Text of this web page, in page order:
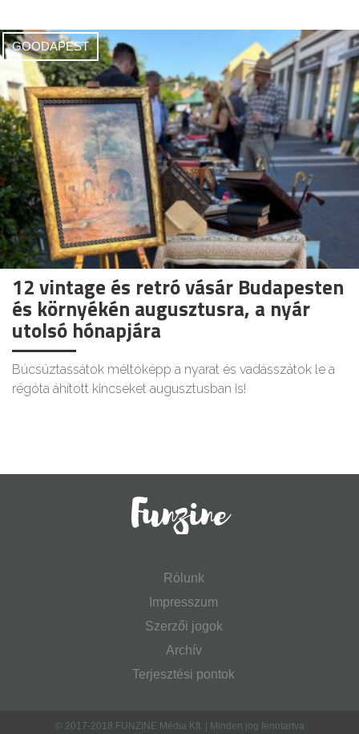
GOODAPEST
12 vintage és retró vásár Budapesten
és környékén augusztusra, a nyár
utolsó hónapjára
Búcsúztassátok méltóképp a nyarat és vadásszátok le a
régóta áhított kincseket augusztusban is!
Rólunk
Impresszum
Szerzői jogok
Archív
Terjesztési pontok
© 2017-2018 FUNZINE Média Kft. | Minden jog fenntartva